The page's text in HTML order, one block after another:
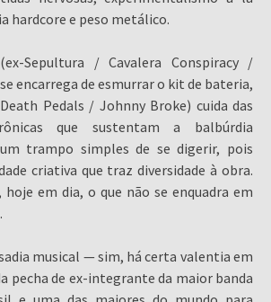
hardcore e peso metálico.
Sepultura / Cavalera Conspiracy /
encarrega de esmurrar o kit de bateria,
Pedals / Johnny Broke) cuida das
que sustentam a balbúrdia
trampo simples de se digerir, pois
criativa que traz diversidade à obra.
hoje em dia, o que não se enquadra em
musical — sim, há certa valentia em
pecha de ex-integrante da maior banda